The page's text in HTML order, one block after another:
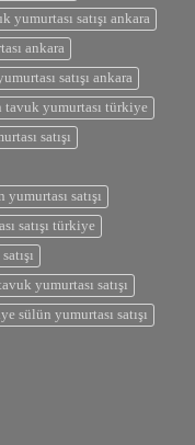
yumurtası satışı ankara
ankara
satışı ankara
tavuk yumurtası türkiye
satışı
yumurtası satışı
satışı türkiye
yumurtası satışı
sülün yumurtası satışı